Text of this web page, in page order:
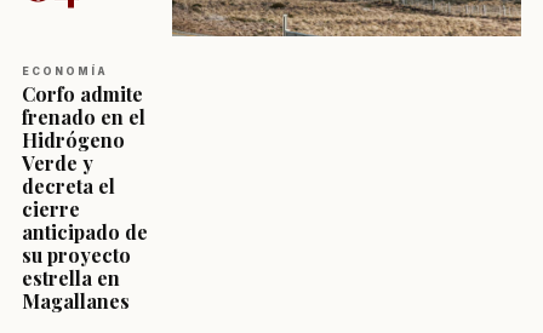
ECONOMÍA
Corfo admite
frenado en el
Hidrógeno
Verde y
decreta el
cierre
anticipado de
su proyecto
estrella en
Magallanes